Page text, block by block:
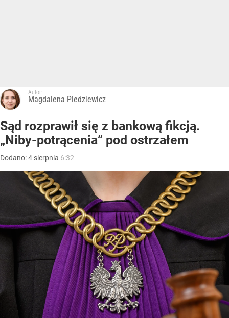
Autor:
Magdalena Pledziewicz
Sąd rozprawił się z bankową fikcją.
„Niby-potrącenia” pod ostrzałem
Dodano:4 sierpnia 6:32